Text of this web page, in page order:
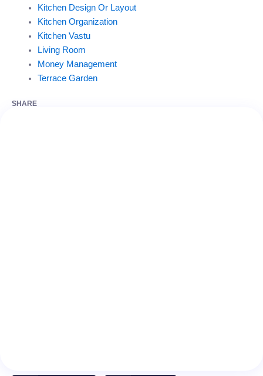
Kitchen Design Or Layout
Kitchen Organization
Kitchen Vastu
Living Room
Money Management
Terrace Garden
SHARE